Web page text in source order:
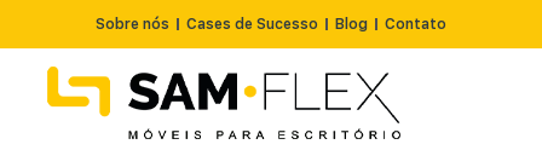
Sobre nós Cases de Sucesso Blog Contato